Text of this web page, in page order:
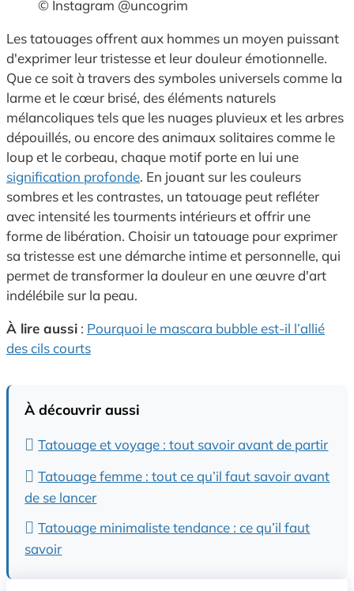
© Instagram @uncogrim
Les tatouages offrent aux hommes un moyen puissant
d'exprimer leur tristesse et leur douleur émotionnelle.
Que ce soit à travers des symboles universels comme la
larme et le cœur brisé, des éléments naturels
mélancoliques tels que les nuages pluvieux et les arbres
dépouillés, ou encore des animaux solitaires comme le
loup et le corbeau, chaque motif porte en lui une
signification profonde. En jouant sur les couleurs
sombres et les contrastes, un tatouage peut refléter
avec intensité les tourments intérieurs et offrir une
forme de libération. Choisir un tatouage pour exprimer
sa tristesse est une démarche intime et personnelle, qui
permet de transformer la douleur en une œuvre d'art
indélébile sur la peau.
À lire aussi : Pourquoi le mascara bubble est-il l’allié
des cils courts
À découvrir aussi
Tatouage et voyage : tout savoir avant de partir
Tatouage femme : tout ce qu’il faut savoir avant
de se lancer
Tatouage minimaliste tendance : ce qu’il faut
savoir